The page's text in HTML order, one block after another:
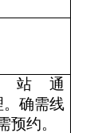
通
。确需线
预约。